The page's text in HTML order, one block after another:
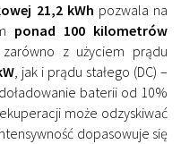
21,2 kWh pozwala na
ponad 100 kilometrów
z użyciem prądu
, jak i prądu stałego (DC) –
baterii od 10%
może odzyskiwać
dopasowuje się